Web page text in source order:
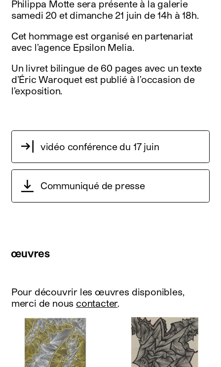
Philippa Motte sera présente à la galerie
samedi 20 et dimanche 21 juin de 14h à 18h.
Cet hommage est organisé en partenariat
avec l’agence Epsilon Melia.
Un livret bilingue de 60 pages avec un texte
d’Éric Waroquet est publié à l’occasion de
l’exposition.
vidéo conférence du 17 juin
Communiqué de presse
œuvres
Pour découvrir les œuvres disponibles,
merci de nous contacter.